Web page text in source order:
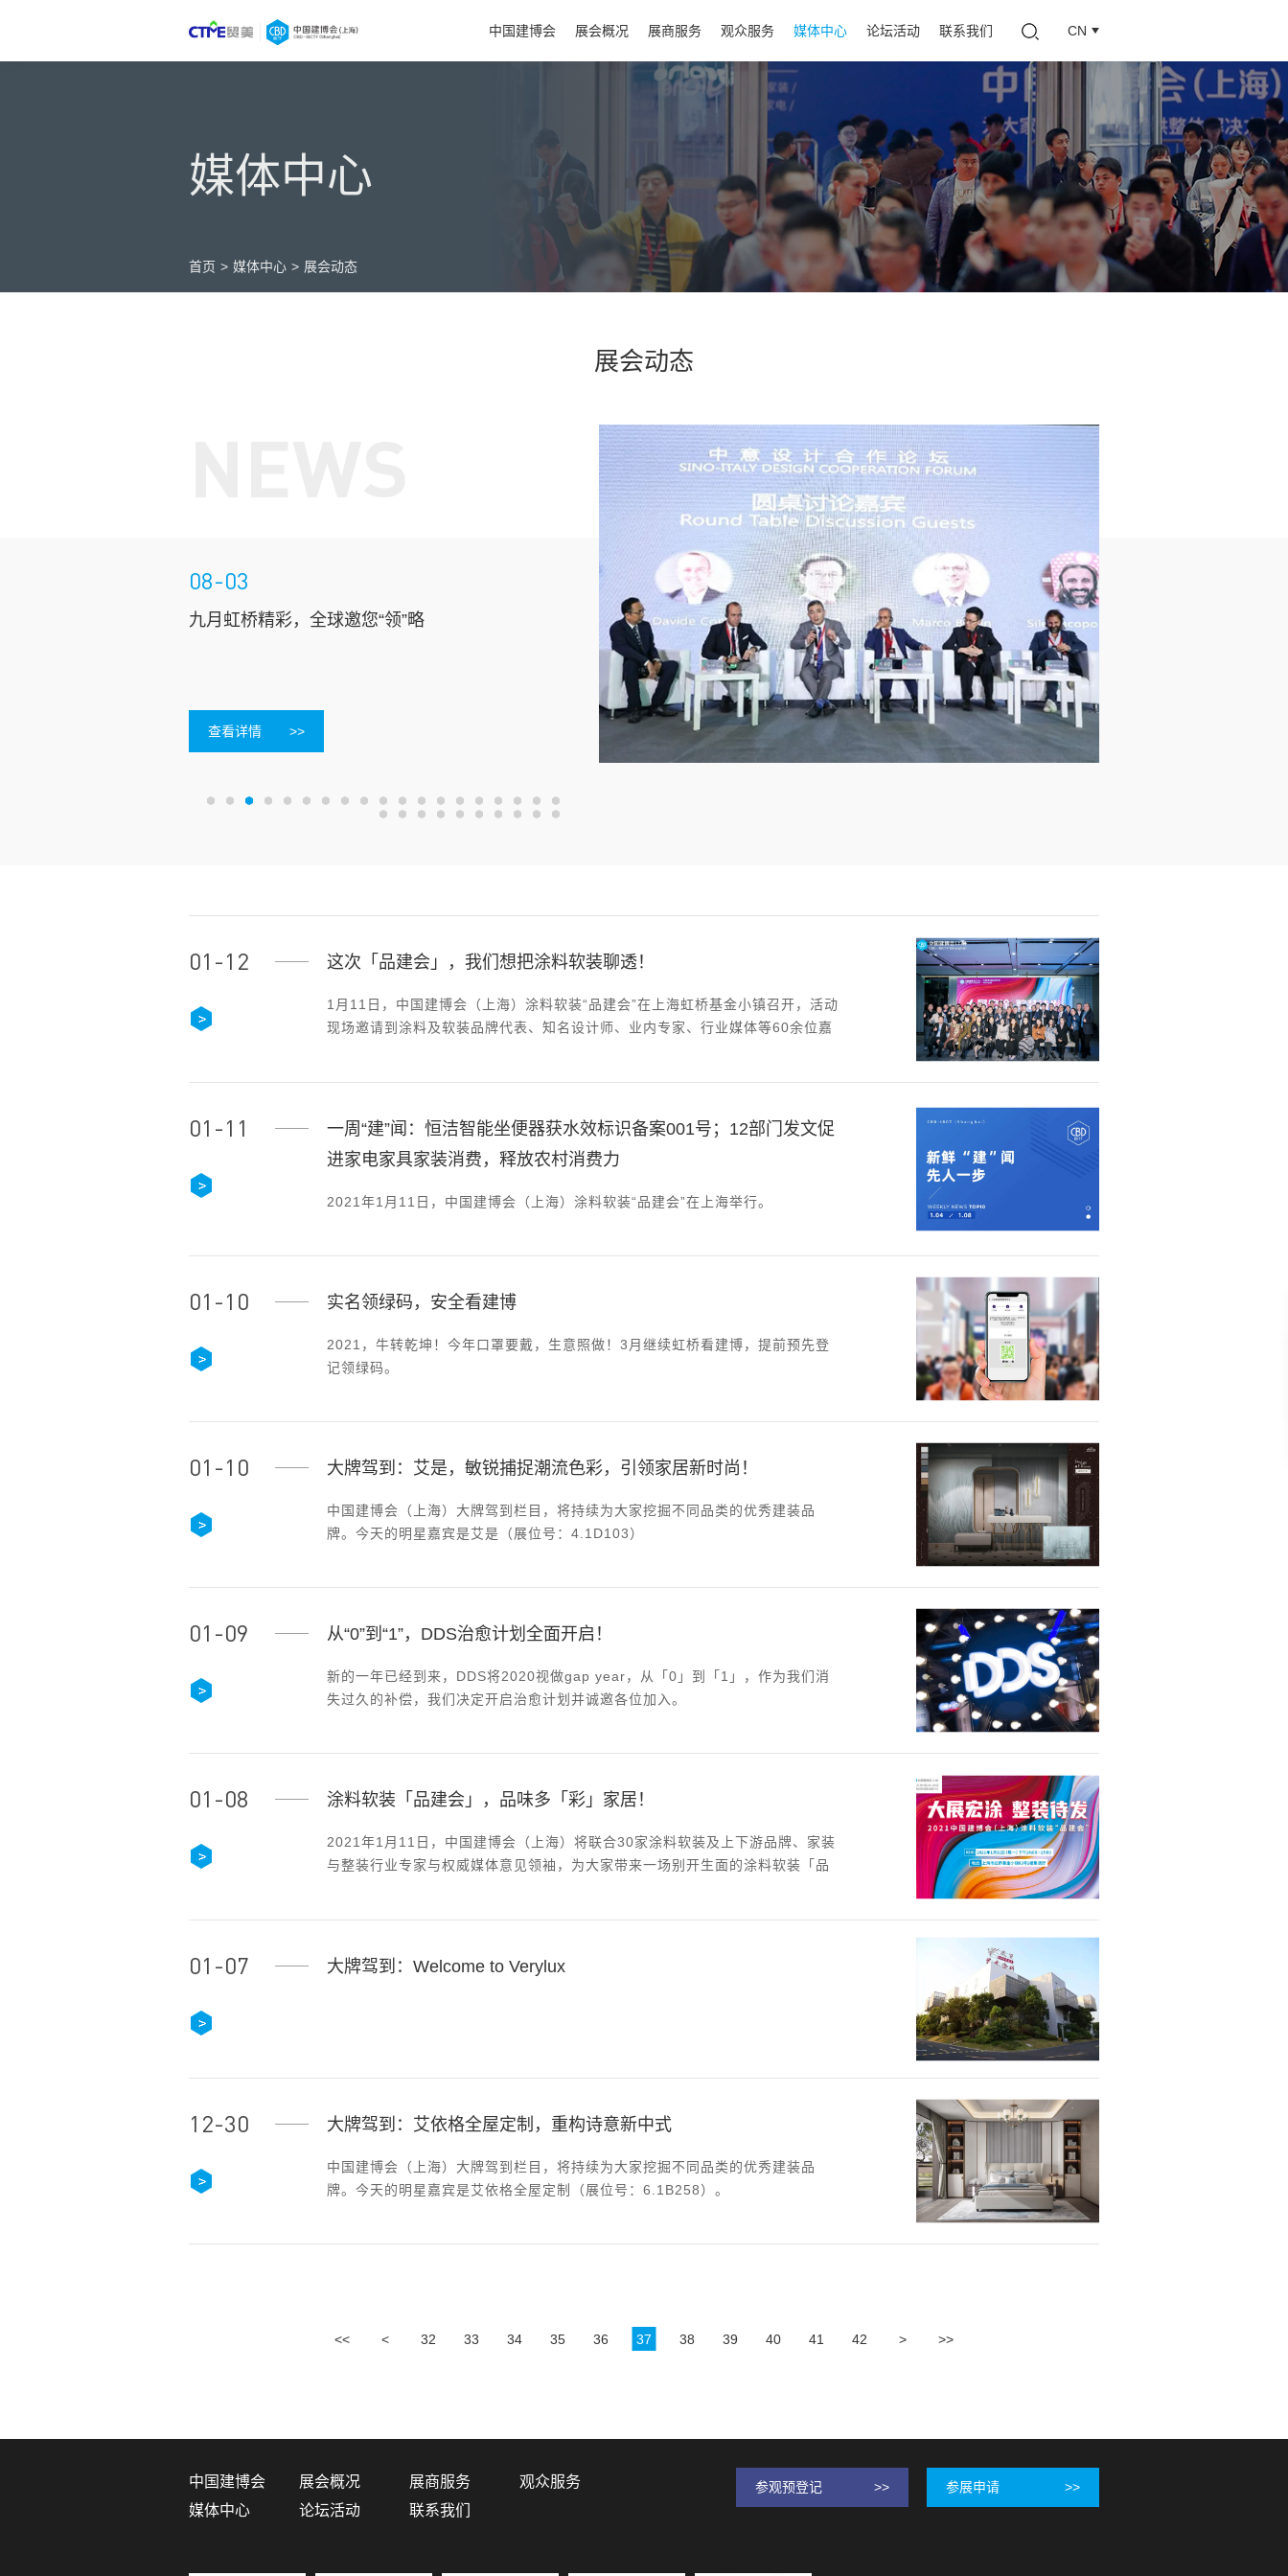
中国建博会 展会概况 展商服务 观众服务 媒体中心 论坛活动 联系我们 CN
媒体中心
首页 > 媒体中心 > 展会动态
展会动态
08-03
九月虹桥精彩，全球邀您“领”略
查看详情 >>
07-31
疗愈佳作：研和·东方筑境｜禅意微建筑系列
07-29
马上填写问卷，提前锁定海外订单需求
查看详情 >>
01-12 这次「品建会」，我们想把涂料软装聊透！
1月11日，中国建博会（上海）涂料软装“品建会”在上海虹桥基金小镇召开，活动
现场邀请到涂料及软装品牌代表、知名设计师、业内专家、行业媒体等60余位嘉
01-11
一周“建”闻：恒洁智能坐便器获水效标识备案001号；12部门发文促
进家电家具家装消费，释放农村消费力
2021年1月11日，中国建博会（上海）涂料软装“品建会”在上海举行。
01-10 实名领绿码，安全看建博
2021，牛转乾坤！今年口罩要戴，生意照做！3月继续虹桥看建博，提前预先登
记领绿码。
01-10 大牌驾到：艾是，敏锐捕捉潮流色彩，引领家居新时尚！
中国建博会（上海）大牌驾到栏目，将持续为大家挖掘不同品类的优秀建装品
牌。今天的明星嘉宾是艾是（展位号：4.1D103）
01-09 从“0”到“1”，DDS治愈计划全面开启！
新的一年已经到来，DDS将2020视做gap year，从「0」到「1」，作为我们消
失过久的补偿，我们决定开启治愈计划并诚邀各位加入。
01-08 涂料软装「品建会」，品味多「彩」家居！
2021年1月11日，中国建博会（上海）将联合30家涂料软装及上下游品牌、家装
与整装行业专家与权威媒体意见领袖，为大家带来一场别开生面的涂料软装「品
01-07 大牌驾到：Welcome to Verylux
12-30 大牌驾到：艾依格全屋定制，重构诗意新中式
中国建博会（上海）大牌驾到栏目，将持续为大家挖掘不同品类的优秀建装品
牌。今天的明星嘉宾是艾依格全屋定制（展位号：6.1B258）。
<< < 32 33 34 35 36 37 38 39 40 41 42 > >>
中国建博会 展会概况 展商服务
观众服务
媒体中心
论坛活动 联系我们
参观预登记 >> 参展申请 >>